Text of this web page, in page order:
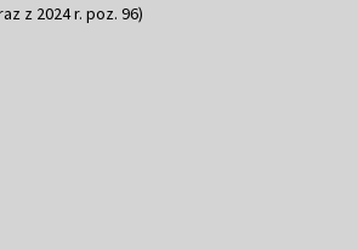
z 2024 r. poz. 96)